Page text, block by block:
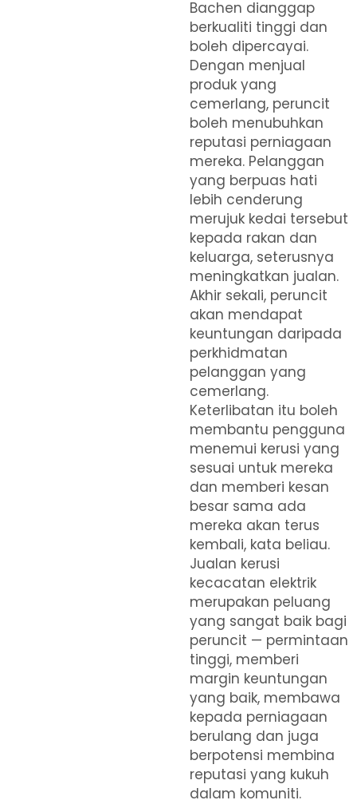
Bachen dianggap
berkualiti tinggi dan
boleh dipercayai.
Dengan menjual
produk yang
cemerlang, peruncit
boleh menubuhkan
reputasi perniagaan
mereka. Pelanggan
yang berpuas hati
lebih cenderung
merujuk kedai tersebut
kepada rakan dan
keluarga, seterusnya
meningkatkan jualan.
Akhir sekali, peruncit
akan mendapat
keuntungan daripada
perkhidmatan
pelanggan yang
cemerlang.
Keterlibatan itu boleh
membantu pengguna
menemui kerusi yang
sesuai untuk mereka
dan memberi kesan
besar sama ada
mereka akan terus
kembali, kata beliau.
Jualan kerusi
kecacatan elektrik
merupakan peluang
yang sangat baik bagi
peruncit — permintaan
tinggi, memberi
margin keuntungan
yang baik, membawa
kepada perniagaan
berulang dan juga
berpotensi membina
reputasi yang kukuh
dalam komuniti.